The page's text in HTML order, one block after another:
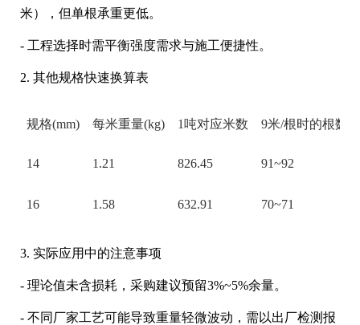
米），但单根承重更低。
- 工程选择时需平衡强度需求与施工便捷性。
2. 其他规格快速换算表
规格(mm) 每米重量(kg) 1吨对应米数 9米/根时的根数
14 1.21 826.45 91~92
16 1.58 632.91 70~71
3. 实际应用中的注意事项
- 理论值未含损耗，采购建议预留3%~5%余量。
- 不同厂家工艺可能导致重量轻微波动，需以出厂检测报